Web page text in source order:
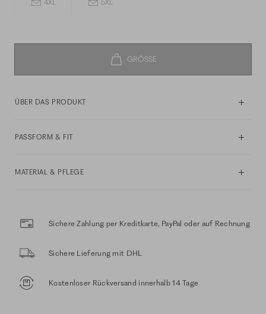
4XL 5XL
ÜBER DAS PRODUKT
PASSFORM & FIT
MATERIAL & PFLEGE
Sichere Zahlung per Kreditkarte, PayPal oder auf Rechnung
Sichere Lieferung mit DHL
Kostenloser Rückversand innerhalb 14 Tage